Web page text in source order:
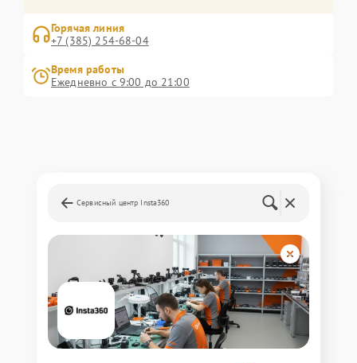
Горячая линия
+7 (385) 254-68-04
Время работы
Ежедневно с 9:00 до 21:00
Сервисный центр Insta360